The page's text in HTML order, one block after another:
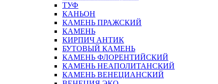
ТУФ
КАНЬОН
КАМЕНЬ ПРАЖСКИЙ
КАМЕНЬ
КИРПИЧ АНТИК
БУТОВЫЙ КАМЕНЬ
КАМЕНЬ ФЛОРЕНТИЙСКИЙ
КАМЕНЬ НЕАПОЛИТАНСКИЙ
КАМЕНЬ ВЕНЕЦИАНСКИЙ